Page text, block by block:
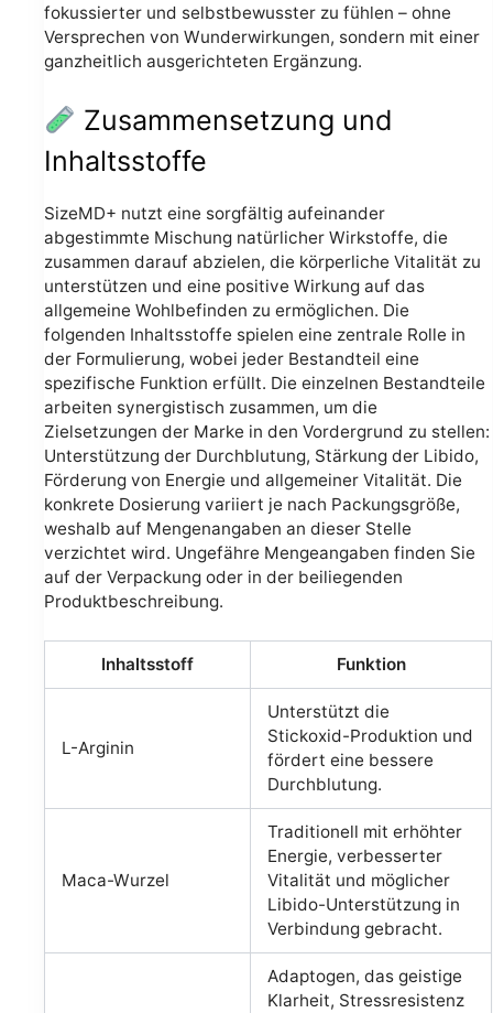
fokussierter und selbstbewusster zu fühlen – ohne
Versprechen von Wunderwirkungen, sondern mit einer
ganzheitlich ausgerichteten Ergänzung.
Zusammensetzung und
Inhaltsstoffe
SizeMD+ nutzt eine sorgfältig aufeinander
abgestimmte Mischung natürlicher Wirkstoffe, die
zusammen darauf abzielen, die körperliche Vitalität zu
unterstützen und eine positive Wirkung auf das
allgemeine Wohlbefinden zu ermöglichen. Die
folgenden Inhaltsstoffe spielen eine zentrale Rolle in
der Formulierung, wobei jeder Bestandteil eine
spezifische Funktion erfüllt. Die einzelnen Bestandteile
arbeiten synergistisch zusammen, um die
Zielsetzungen der Marke in den Vordergrund zu stellen:
Unterstützung der Durchblutung, Stärkung der Libido,
Förderung von Energie und allgemeiner Vitalität. Die
konkrete Dosierung variiert je nach Packungsgröße,
weshalb auf Mengenangaben an dieser Stelle
verzichtet wird. Ungefähre Mengeangaben finden Sie
auf der Verpackung oder in der beiliegenden
Produktbeschreibung.
Inhaltsstoff Funktion
L-Arginin
Unterstützt die
Stickoxid-Produktion und
fördert eine bessere
Durchblutung.
Maca-Wurzel
Traditionell mit erhöhter
Energie, verbesserter
Vitalität und möglicher
Libido-Unterstützung in
Verbindung gebracht.
Adaptogen, das geistige
Klarheit, Stressresistenz